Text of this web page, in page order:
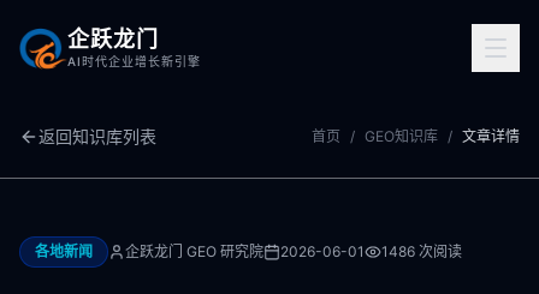
企跃龙门
AI时代企业增长新引擎
返回知识库列表 首页 / GEO知识库 / 文章详情
各地新闻 企跃龙门 GEO 研究院 2026-06-01 1486 次阅读